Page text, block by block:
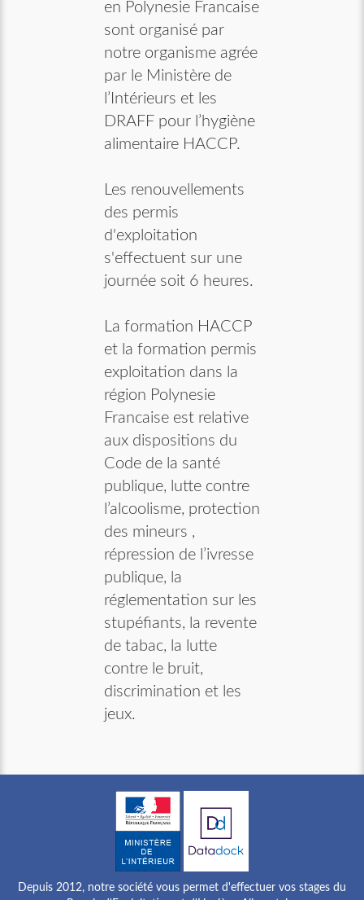
en Polynesie Francaise
sont organisé par
notre organisme agrée
par le Ministère de
l’Intérieurs et les
DRAFF pour l’hygiène
alimentaire HACCP.
Les renouvellements
des permis
d'exploitation
s'effectuent sur une
journée soit 6 heures.
La formation HACCP
et la formation permis
exploitation dans la
région Polynesie
Francaise est relative
aux dispositions du
Code de la santé
publique, lutte contre
l’alcoolisme, protection
des mineurs ,
répression de l’ivresse
publique, la
réglementation sur les
stupéfiants, la revente
de tabac, la lutte
contre le bruit,
discrimination et les
jeux.
Depuis 2012, notre société vous permet d'effectuer vos stages du